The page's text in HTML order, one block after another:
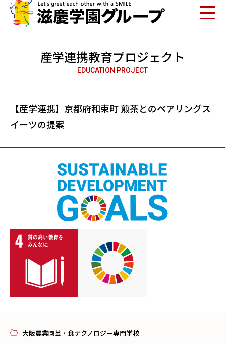
産学連携教育プロジェクト
EDUCATION PROJECT
【産学連携】京都府和束町 煎茶とのペアリングス
イーツの提案
大阪農業園芸・食テクノロジー専門学校